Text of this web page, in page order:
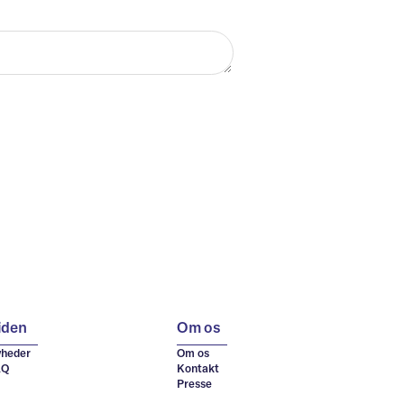
Om os
Om os
Kontakt
Presse